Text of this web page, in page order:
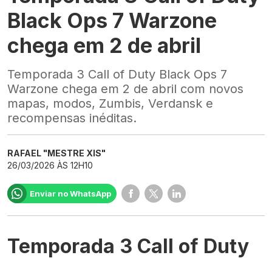
Black Ops 7 Warzone
chega em 2 de abril
Temporada 3 Call of Duty Black Ops 7
Warzone chega em 2 de abril com novos
mapas, modos, Zumbis, Verdansk e
recompensas inéditas.
RAFAEL "MESTRE XIS"
26/03/2026 ÀS 12H10
Enviar no WhatsApp
Temporada 3 Call of Duty